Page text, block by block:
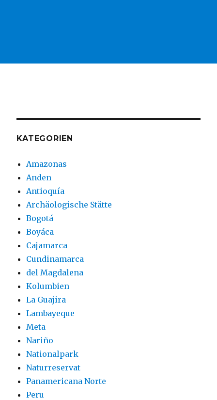
KATEGORIEN
Amazonas
Anden
Antioquía
Archäologische Stätte
Bogotá
Boyáca
Cajamarca
Cundinamarca
del Magdalena
Kolumbien
La Guajira
Lambayeque
Meta
Nariño
Nationalpark
Naturreservat
Panamericana Norte
Peru